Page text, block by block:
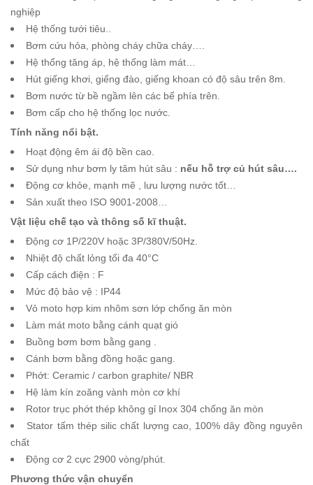
nghiệp
Hệ thống tưới tiêu..
Bơm cứu hỏa, phòng cháy chữa cháy….
Hệ thống tăng áp, hệ thống làm mát…
Hút giếng khơi, giếng đào, giếng khoan có độ sâu trên 8m.
Bơm nước từ bề ngầm lên các bể phía trên.
Bơm cấp cho hệ thống lọc nước.
Tính năng nổi bật.
Hoạt động êm ái độ bền cao.
Sử dụng như bơm ly tâm hút sâu : nếu hỗ trợ củ hút sâu….
Động cơ khỏe, mạnh mẽ , lưu lượng nước tốt…
Sản xuất theo ISO 9001-2008…
Vật liệu chế tạo và thông số kĩ thuật.
Động cơ 1P/220V hoặc 3P/380V/50Hz.
Nhiệt độ chất lỏng tối đa 40°C
Cấp cách điện : F
Mức độ bảo vệ : IP44
Vỏ moto hợp kim nhôm sơn lớp chống ăn mòn
Làm mát moto bằng cánh quạt gió
Buồng bơm bơm bằng gang .
Cánh bơm bằng đồng hoặc gang.
Phớt: Ceramic / carbon graphite/ NBR
Hệ làm kín zoăng vành mòn cơ khí
Rotor trục phớt thép không gỉ Inox 304 chống ăn mòn
Stator tấm thép silic chất lượng cao, 100% dây đồng nguyên
chất
Động cơ 2 cực 2900 vòng/phút.
Phương thức vận chuyển